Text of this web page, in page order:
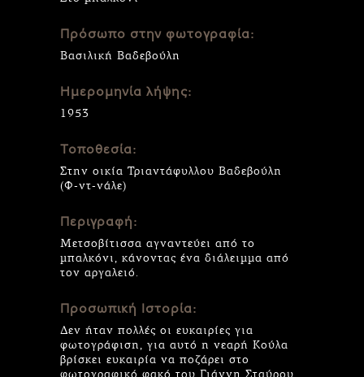
Πρόσωπο στην φωτογραφία:
Βασιλική Βαδεβούλη
Ημερομηνία λήψης:
1953
Τοποθεσία:
Στην οικία Τριαντάφυλλου Βαδεβούλη
(Φ-ντ-νάλε)
Περιγραφή:
Μετσοβίτισσα αγναντεύει από το
μπαλκόνι, κάνοντας ένα διάλειμμα από
τον αργαλειό.
Προσωπική Ιστορία:
Δεν ήταν πολλές οι ευκαιρίες για
φωτογράφιση, για αυτό η νεαρή Κούλα
βρίσκει ευκαιρία να ποζάρει στο